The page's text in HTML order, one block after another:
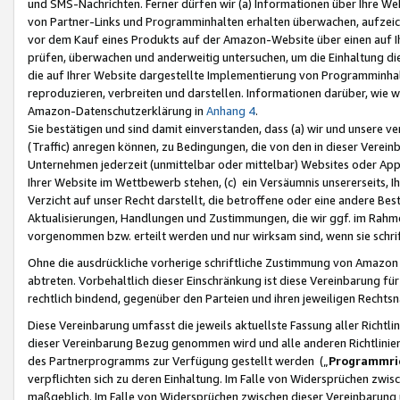
und SMS-Nachrichten. Ferner dürfen wir (a) Informationen über Ihre
von Partner-Links und Programminhalten erhalten überwachen,
vor dem Kauf eines Produkts auf der Amazon-Website über einen
prüfen, überwachen und anderweitig untersuchen, um die Einhaltung
die auf Ihrer Website dargestellte Implementierung von
reproduzieren, verbreiten und darstellen. Informationen darüber, wie
Amazon-Datenschutzerklärung in Anhang 4.
Sie bestätigen und sind damit einverstanden, dass (a) wir und
(Traffic) anregen können, zu Bedingungen, die von den in dieser
Unternehmen jederzeit (unmittelbar oder mittelbar) Websites oder
Ihrer Website im Wettbewerb stehen, (c) ein Versäumnis unsererseits,
Verzicht auf unser Recht darstellt, die betroffene oder eine andere
Aktualisierungen, Handlungen und Zustimmungen, die wir ggf. im
vorgenommen bzw. erteilt werden und nur wirksam sind, wenn sie
Ohne die ausdrückliche vorherige schriftliche Zustimmung von
abtreten. Vorbehaltlich dieser Einschränkung ist diese Vereinbarung
rechtlich bindend, gegenüber den Parteien und ihren jeweiligen
Diese Vereinbarung umfasst die jeweils aktuellste Fassung aller
dieser Vereinbarung Bezug genommen wird und alle anderen
des Partnerprogramms zur Verfügung gestellt werden („
verpflichten sich zu deren Einhaltung. Im Falle von Widersprüchen
maßgeblich. Im Falle von Widersprüchen zwischen dieser